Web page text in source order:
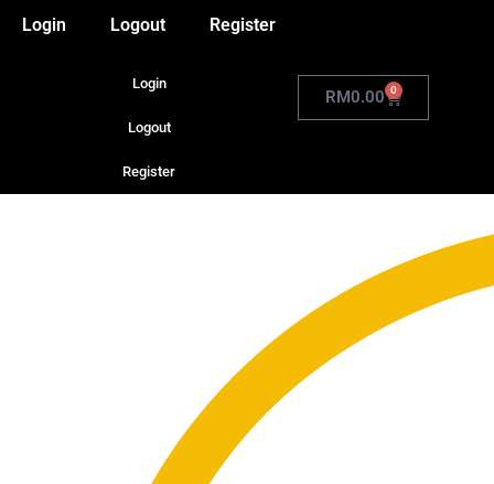
Login Logout Register
Login
Logout
Register
RM0.00 0